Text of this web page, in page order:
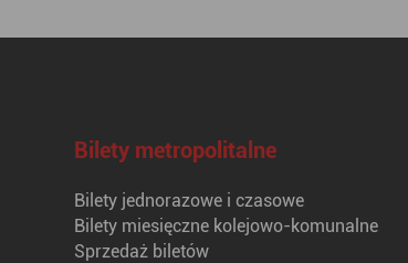
Bilety metropolitalne
Bilety jednorazowe i czasowe
Bilety miesięczne kolejowo-komunalne
Sprzedaż biletów